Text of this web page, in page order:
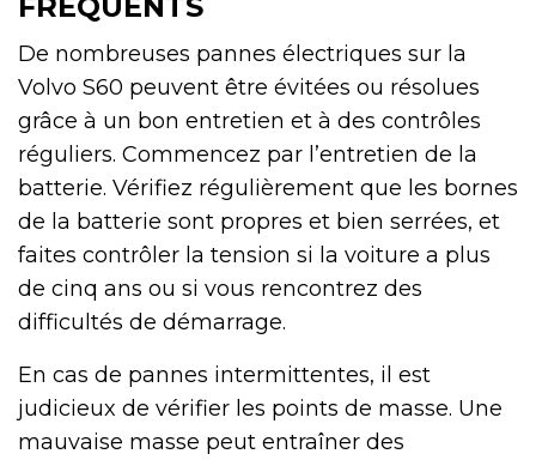
De nombreuses pannes électriques sur la
Volvo S60 peuvent être évitées ou résolues
grâce à un bon entretien et à des contrôles
réguliers. Commencez par l’entretien de la
batterie. Vérifiez régulièrement que les bornes
de la batterie sont propres et bien serrées, et
faites contrôler la tension si la voiture a plus
de cinq ans ou si vous rencontrez des
difficultés de démarrage.
En cas de pannes intermittentes, il est
judicieux de vérifier les points de masse. Une
mauvaise masse peut entraîner des